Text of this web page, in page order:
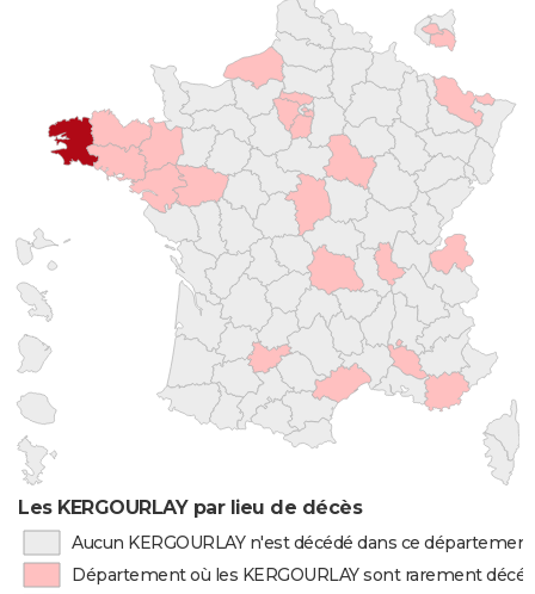
Les KERGOURLAY par lieu de décès
Aucun KERGOURLAY n'est décédé dans ce département
Département où les KERGOURLAY sont rarement